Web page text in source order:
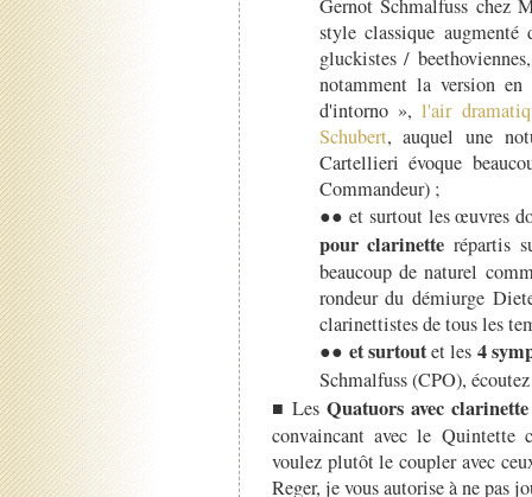
Gernot Schmalfuss chez
style classique augmenté
gluckistes /
notamment la version
d'intorno »,l'air
Schubert, auquel une
Cartellieri évoque
Commandeur) ;
●● et surtout les œuvres
pour clarinette répartis
beaucoup de naturel
rondeur du démiurge
clarinettistes de tous les
●● et surtoutet les 4
Schmalfuss (CPO),
■ LesQuatuors avec clarinette
convaincant avec le Quintette
voulez plutôt le coupler avec
Reger, je vous autorise à ne pas